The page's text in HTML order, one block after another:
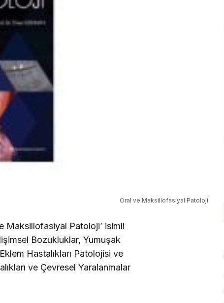
Oral ve Maksillofasiyal Patoloji
Maksillofasiyal Patoloji’ isimli
Bozukluklar, Yumuşak
Hastalıkları Patolojisi ve
ve Çevresel Yaralanmalar